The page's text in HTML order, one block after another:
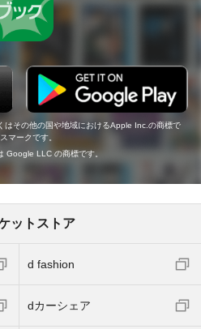
その他の国や地域におけるApple Inc.の商標で
マークです。
LLC の商標です。
ットストア
d fashion
dカーシェア